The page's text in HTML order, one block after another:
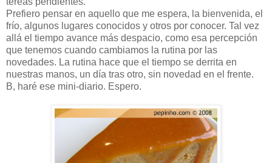
Prefiero pensar en aquello que me espera, la bienvenida, el
frío, algunos lugares conocidos y otros por conocer. Tal vez
allá el tiempo avance más despacio, como esa percepción
que tenemos cuando cambiamos la rutina por las
novedades. La rutina hace que el tiempo se derrita en
nuestras manos, un día tras otro, sin novedad en el frente.
B, haré ese mini-diario. Espero.